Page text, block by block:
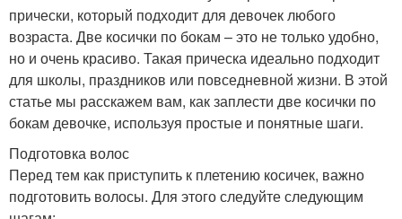
прически, который подходит для девочек любого
возраста. Две косички по бокам – это не только удобно,
но и очень красиво. Такая прическа идеально подходит
для школы, праздников или повседневной жизни. В этой
статье мы расскажем вам, как заплести две косички по
бокам девочке, используя простые и понятные шаги.
Подготовка волос
Перед тем как приступить к плетению косичек, важно
подготовить волосы. Для этого следуйте следующим